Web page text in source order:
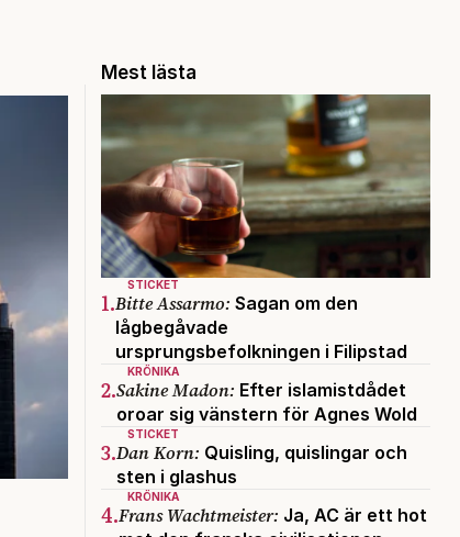
Mest lästa
STICKET
1.Bitte Assarmo: Sagan om den
lågbegåvade
ursprungsbefolkningen i Filipstad
KRÖNIKA
2.Sakine Madon: Efter islamistdådet
oroar sig vänstern för Agnes Wold
STICKET
3.Dan Korn: Quisling, quislingar och
sten i glashus
KRÖNIKA
4.Frans Wachtmeister: Ja, AC är ett hot